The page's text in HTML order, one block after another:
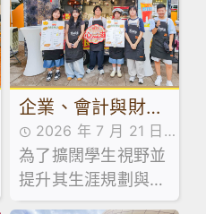
企業、會計與財務
概論科及基本商業
科活動：走進維園
市集創業
2026 年 7 月 21 日
活動花絮
為了擴闊學生視野並
提升其生涯規劃與創
業相關能力，本校企